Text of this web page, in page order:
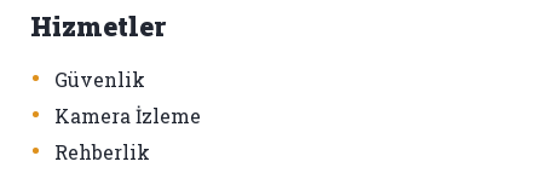
Hizmetler
• Güvenlik
• Kamera İzleme
• Rehberlik